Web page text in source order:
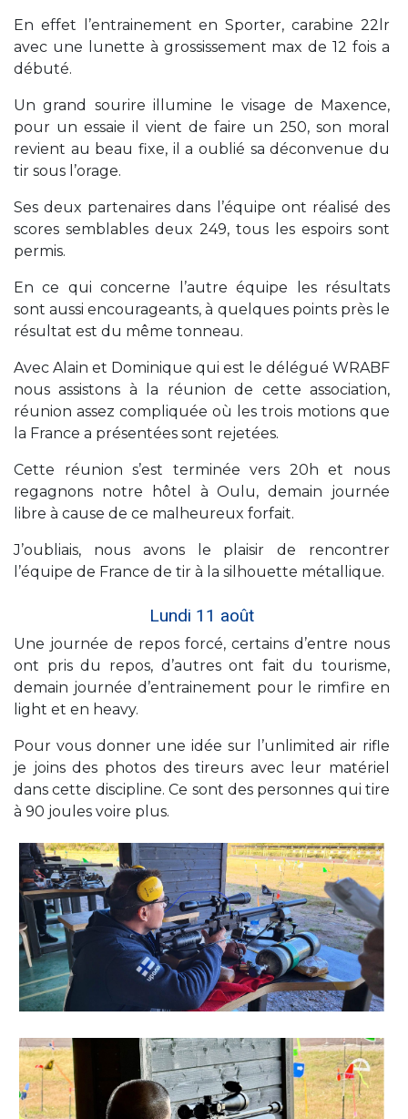
En effet l’entrainement en Sporter, carabine 22lr
avec une lunette à grossissement max de 12 fois a
débuté.
Un grand sourire illumine le visage de Maxence,
pour un essaie il vient de faire un 250, son moral
revient au beau fixe, il a oublié sa déconvenue du
tir sous l’orage.
Ses deux partenaires dans l’équipe ont réalisé des
scores semblables deux 249, tous les espoirs sont
permis.
En ce qui concerne l’autre équipe les résultats
sont aussi encourageants, à quelques points près le
résultat est du même tonneau.
Avec Alain et Dominique qui est le délégué WRABF
nous assistons à la réunion de cette association,
réunion assez compliquée où les trois motions que
la France a présentées sont rejetées.
Cette réunion s’est terminée vers 20h et nous
regagnons notre hôtel à Oulu, demain journée
libre à cause de ce malheureux forfait.
J’oubliais, nous avons le plaisir de rencontrer
l’équipe de France de tir à la silhouette métallique.
Lundi 11 août
Une journée de repos forcé, certains d’entre nous
ont pris du repos, d’autres ont fait du tourisme,
demain journée d’entrainement pour le rimfire en
light et en heavy.
Pour vous donner une idée sur l’unlimited air rifle
je joins des photos des tireurs avec leur matériel
dans cette discipline. Ce sont des personnes qui tire
à 90 joules voire plus.